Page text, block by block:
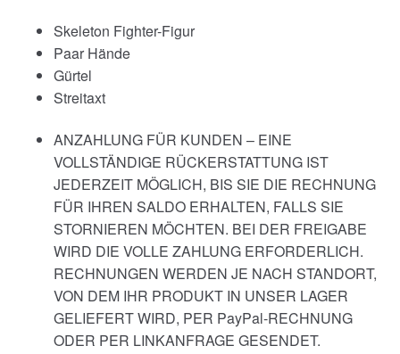
Skeleton Fighter-Figur
Paar Hände
Gürtel
Streitaxt
ANZAHLUNG FÜR KUNDEN – EINE
VOLLSTÄNDIGE RÜCKERSTATTUNG IST
JEDERZEIT MÖGLICH, BIS SIE DIE RECHNUNG
FÜR IHREN SALDO ERHALTEN, FALLS SIE
STORNIEREN MÖCHTEN. BEI DER FREIGABE
WIRD DIE VOLLE ZAHLUNG ERFORDERLICH.
RECHNUNGEN WERDEN JE NACH STANDORT,
VON DEM IHR PRODUKT IN UNSER LAGER
GELIEFERT WIRD, PER PayPal-RECHNUNG
ODER PER LINKANFRAGE GESENDET.